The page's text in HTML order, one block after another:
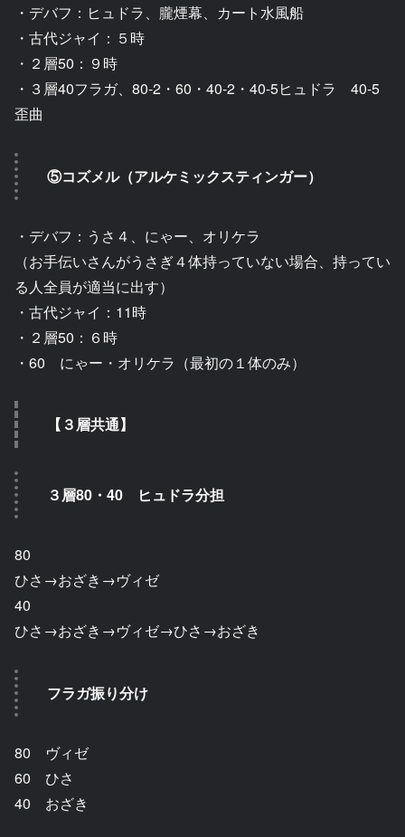
・デバフ：ヒュドラ、朧煙幕、カート水風船
・古代ジャイ：５時
・２層50：９時
・３層40フラガ、80-2・60・40-2・40-5ヒュドラ 40-5
歪曲
⑤コズメル（アルケミックスティンガー）
・デバフ：うさ４、にゃー、オリケラ
（お手伝いさんがうさぎ４体持っていない場合、持ってい
る人全員が適当に出す）
・古代ジャイ：11時
・２層50：６時
・60 にゃー・オリケラ（最初の１体のみ）
【３層共通】
３層80・40 ヒュドラ分担
80
ひさ→おざき→ヴィゼ
40
ひさ→おざき→ヴィゼ→ひさ→おざき
フラガ振り分け
80 ヴィゼ
60 ひさ
40 おざき